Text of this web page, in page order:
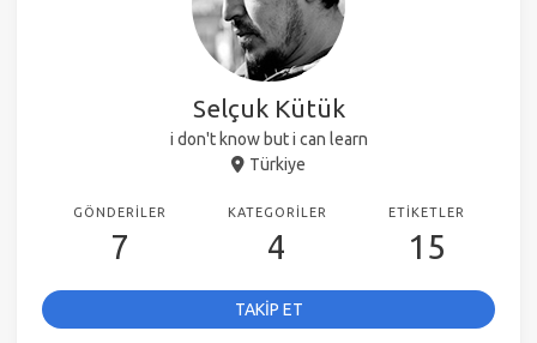
Selçuk Kütük
i don't know but i can learn
Türkiye
GÖNDERILER
7
KATEGORILER
4
ETIKETLER
15
TAKİP ET